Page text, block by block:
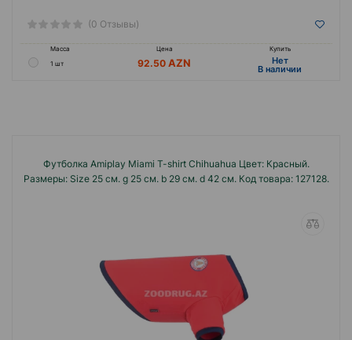
(0 Отзывы)
Масса Цена
Купить
1 шт
92.50 Hет
B наличии
Футболка Amiplay Miami T-shirt Chihuahua Цвет: Красный.
Размеры: Size 25 см. g 25 см. b 29 см. d 42 см. Код товара: 127128.